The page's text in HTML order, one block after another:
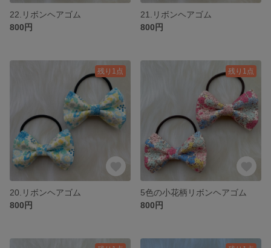
22.リボンヘアゴム
800円
21.リボンヘアゴム
800円
残り1点
20.リボンヘアゴム
800円
残り1点
5色の小花柄リボンヘアゴム
800円